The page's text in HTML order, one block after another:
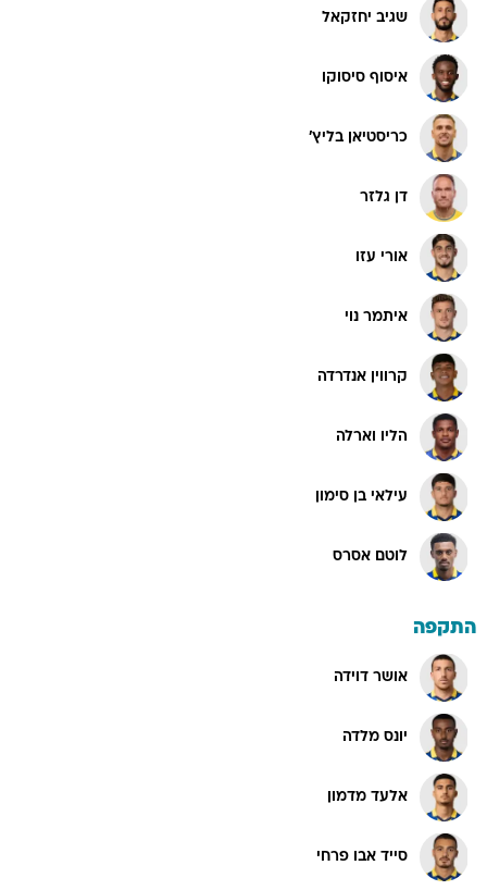
שגיב יחזקאל
איסוף סיסוקו
כריסטיאן בליץ'
דן גלזר
אורי עזו
איתמר נוי
קרווין אנדרדה
הליו וארלה
עילאי בן סימון
לוטם אסרס
התקפה
אושר דוידה
יונס מלדה
אלעד מדמון
סייד אבו פרחי